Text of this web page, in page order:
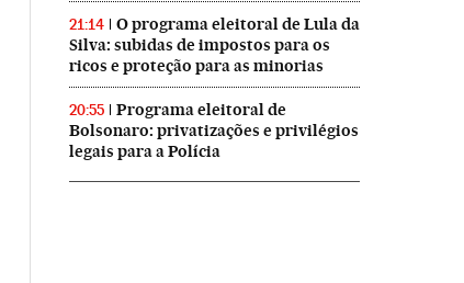
21:14
O programa eleitoral de Lula da
Silva: subidas de impostos para os
ricos e proteção para as minorias
20:55
Programa eleitoral de
Bolsonaro: privatizações e privilégios
legais para a Polícia